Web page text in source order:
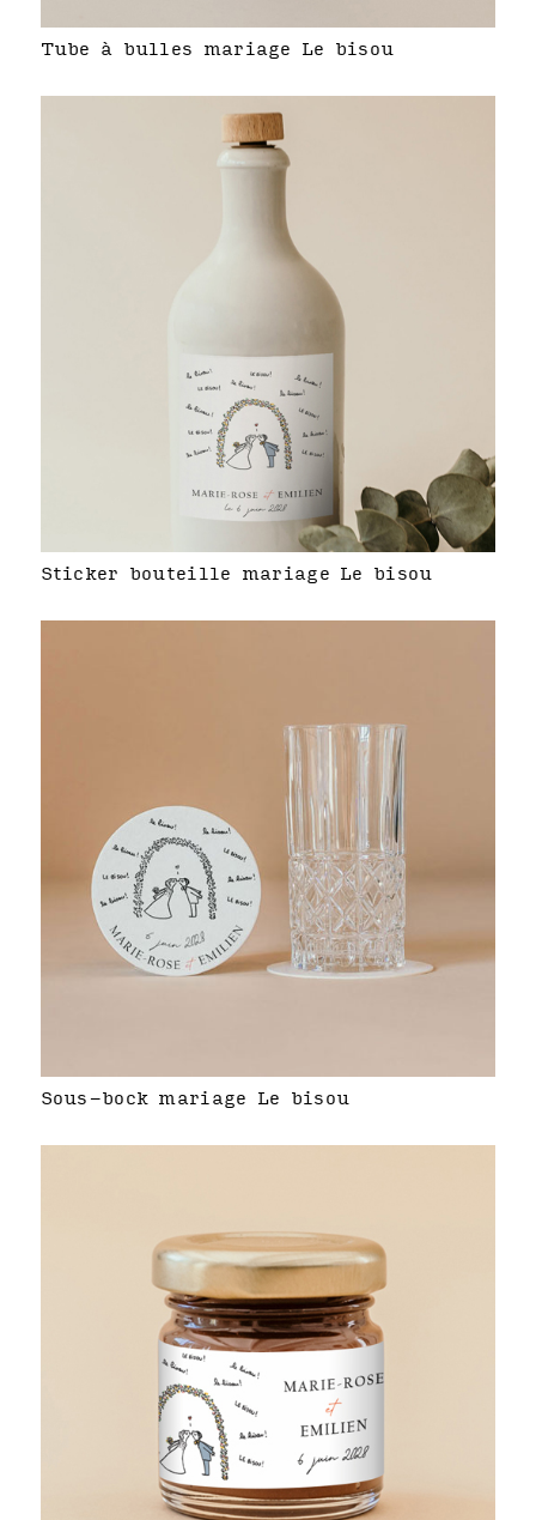
Tube à bulles mariage Le bisou
Sticker bouteille mariage Le bisou
Sous-bock mariage Le bisou